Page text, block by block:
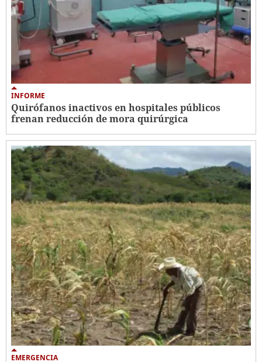
INFORME
Quirófanos inactivos en hospitales públicos
frenan reducción de mora quirúrgica
EMERGENCIA